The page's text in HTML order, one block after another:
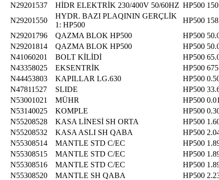
N29201537
HİDR ELEKTRİK 230/400V 50/60HZ HP500
N29201550
HYDR. BAZI PLAQININ GERÇLİK
1: HP500
HP500
N29201796
QAZMA BLOK HP500 HP500
N29201814
QAZMA BLOK HP500 HP500
N41060201
BOLT KİLİDİ HP500
N43358025
EKSENTRİK HP500
N44453803
KAPILLAR LG.630 HP500
N47811527
SLIDE HP500
N53001021
MÜHR HP500
N53140025
KOMPLE HP500
N55208528
KASA LİNESİ SH ORTA HP500
N55208532
KASA ASLI SH QABA HP500
N55308514
MANTLE STD C/EC HP500
N55308515
MANTLE STD C/EC HP500
N55308516
MANTLE STD C/EC HP500
N55308520
MANTLE SH QABA HP500